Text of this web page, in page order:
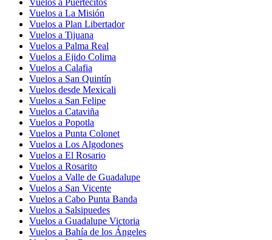
Vuelos a La Misión
Vuelos a Plan Libertador
Vuelos a Tijuana
Vuelos a Palma Real
Vuelos a Ejido Colima
Vuelos a Calafia
Vuelos a San Quintín
Vuelos desde Mexicali
Vuelos a San Felipe
Vuelos a Cataviña
Vuelos a Popotla
Vuelos a Punta Colonet
Vuelos a Los Algodones
Vuelos a El Rosario
Vuelos a Rosarito
Vuelos a Valle de Guadalupe
Vuelos a San Vicente
Vuelos a Cabo Punta Banda
Vuelos a Salsipuedes
Vuelos a Guadalupe Victoria
Vuelos a Bahía de los Ángeles